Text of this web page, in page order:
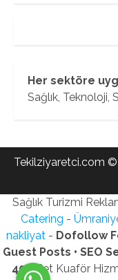
Her sektöre
Sağlık, Teknoloji,
Tekilziyaretci.com ©
Sağlık Turizmi
Catering -
nakliyat- Dofollow
Guest Posts • SEO
40- Pet Kuaför